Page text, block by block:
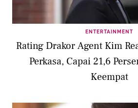
ENTERTAINMENT
Rating Drakor Agent Kim
Perkasa, Capai 21,6
Keempat